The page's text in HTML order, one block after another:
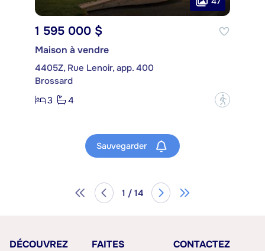
1 595 000 $
Maison à vendre
4405Z, Rue Lenoir, app. 400
Brossard
3
4 ?
Sauvegarder
1 / 14
DÉCOUVREZ
FAITES
CONTACTEZ